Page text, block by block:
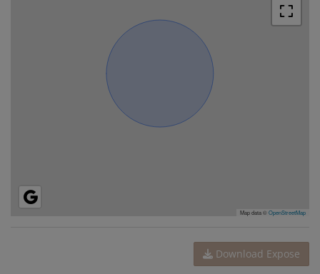
Map data ©OpenStreetMap
Download Expose